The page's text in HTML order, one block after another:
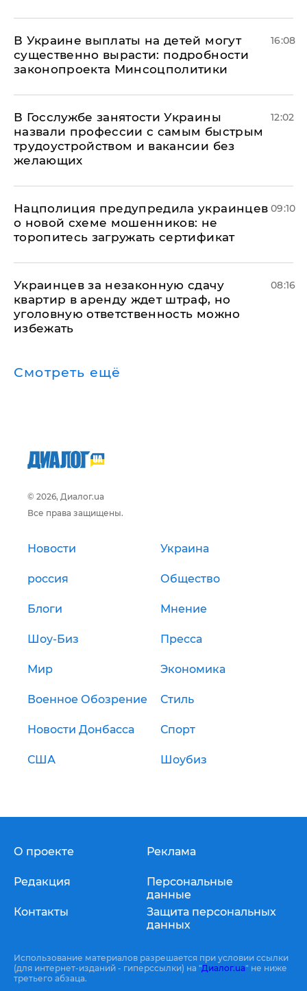
В Украине выплаты на детей могут
существенно вырасти: подробности
законопроекта Минсоцполитики
16:08
В Госслужбе занятости Украины
назвали профессии с самым быстрым
трудоустройством и вакансии без
желающих
12:02
Нацполиция предупредила украинцев
о новой схеме мошенников: не
торопитесь загружать сертификат
09:10
Украинцев за незаконную сдачу
квартир в аренду ждет штраф, но
уголовную ответственность можно
избежать
08:16
Смотреть ещё
© 2026, Диалог.ua
Все права защищены.
Новости Украина
россия Общество
Блоги Мнение
Шоу-Биз Пресса
Мир Экономика
Военное Обозрение Стиль
Новости Донбасса Спорт
США Шоубиз
О проекте
Редакция
Контакты
Реклама
Персональные
данные
Защита персональных
данных
Использование материалов разрешается при условии ссылки
(для интернет-изданий - гиперссылки) на "Диалог.ua" не ниже
третьего абзаца.